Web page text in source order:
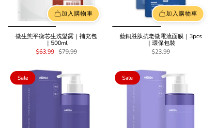
加入購物車
微生態平衡芯生洗髮露｜補充包
｜500ml
$63.99 $79.99
加入購物車
藍銅胜肽抗老微電流面膜｜3pcs
｜環保包裝
$23.99
Sale Sale